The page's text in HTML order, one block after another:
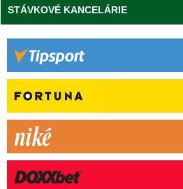
STÁVKOVÉ KANCELÁRIE